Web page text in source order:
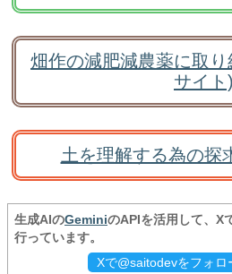
畑作の減肥減農薬に取
サイト)
土を理解する為の探
生成AIのGeminiのAPIを活用して、X
行っています。
Xで@saitodevをフォロ